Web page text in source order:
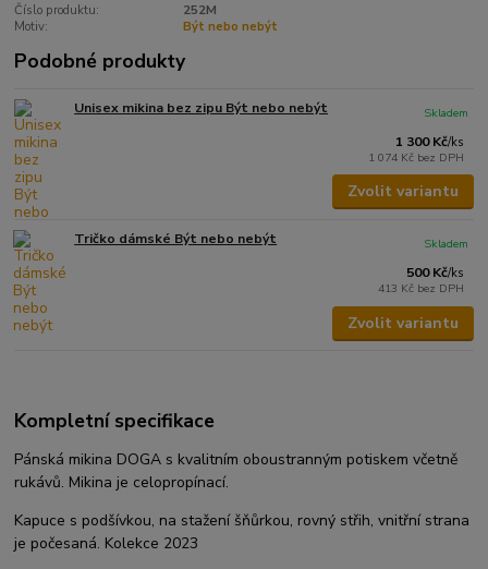
Číslo produktu:
252M
Motiv:
Být nebo nebýt
Podobné produkty
Unisex mikina bez zipu Být nebo nebýt
1 300 Kč/ks
1 074 Kč bez DPH
Skladem
Zvolit variantu
Tričko dámské Být nebo nebýt
500 Kč/ks
413 Kč bez DPH
Skladem
Zvolit variantu
Kompletní specifikace
Pánská mikina DOGA s kvalitním oboustranným potiskem včetně
rukávů. Mikina je celopropínací.
Kapuce s podšívkou, na stažení šňůrkou, rovný střih, vnitřní strana
je počesaná. Kolekce 2023